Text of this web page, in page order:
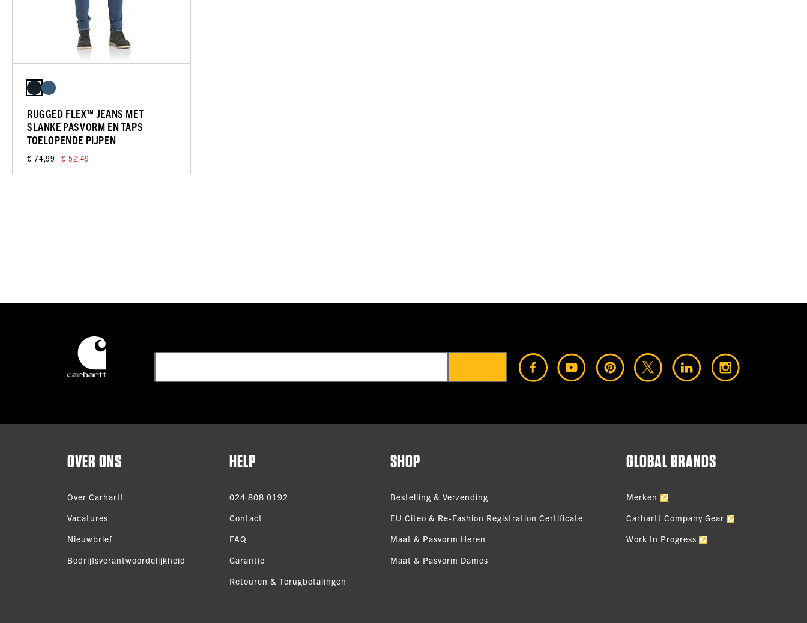
RUGGED FLEX™ JEANS MET
SLANKE PASVORM EN TAPS
TOELOPENDE PIJPEN
€ 74,99 € 52,49
OVER ONS
Over Carhartt
Vacatures
Nieuwbrief
Bedrijfsverantwoordelijkheid
HELP
024 808 0192
Contact
FAQ
Garantie
Retouren & Terugbetalingen
SHOP
Bestelling & Verzending
EU Citeo & Re-Fashion Registration Certificate
Maat & Pasvorm Heren
Maat & Pasvorm Dames
GLOBAL BRANDS
Merken
Carhartt Company Gear
Work In Progress